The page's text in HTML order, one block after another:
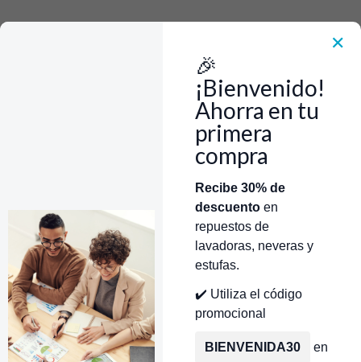
✕
🎉
¡Bienvenido!
Ahorra en tu
primera
compra
Recibe 30% de
descuentoen
repuestos de
lavadoras, neveras y
estufas.
✔️ Utiliza el código
promocional
BIENVENIDA30 en
TiendaTécnicos Autorizados
Donde encontrar modelo? Servicios de Reparación
Rod & Spring Assy GE/Mabe/Centrales WW01F01688